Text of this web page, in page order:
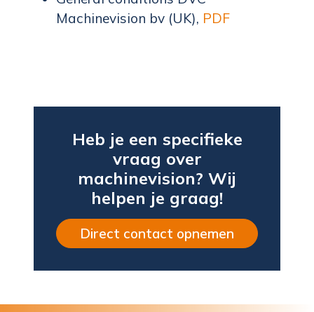
Machinevision bv (UK), PDF
Heb je een specifieke
vraag over
machinevision? Wij
helpen je graag!
Direct contact opnemen